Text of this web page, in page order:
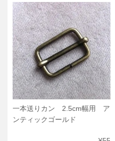
一本送りカン 2.5cm幅用 ア
ンティックゴールド